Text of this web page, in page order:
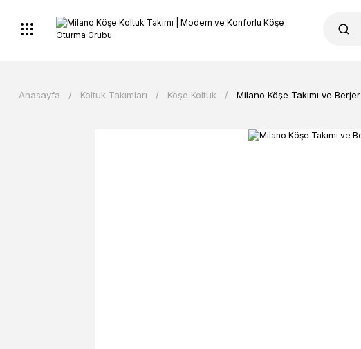
Anasayfa Koltuk Takımları Köşe Koltuk Milano Köşe Takımı ve Berjer